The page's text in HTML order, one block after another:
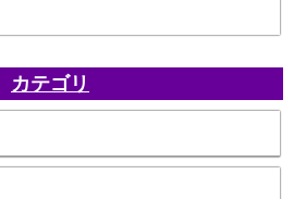
カテゴリ